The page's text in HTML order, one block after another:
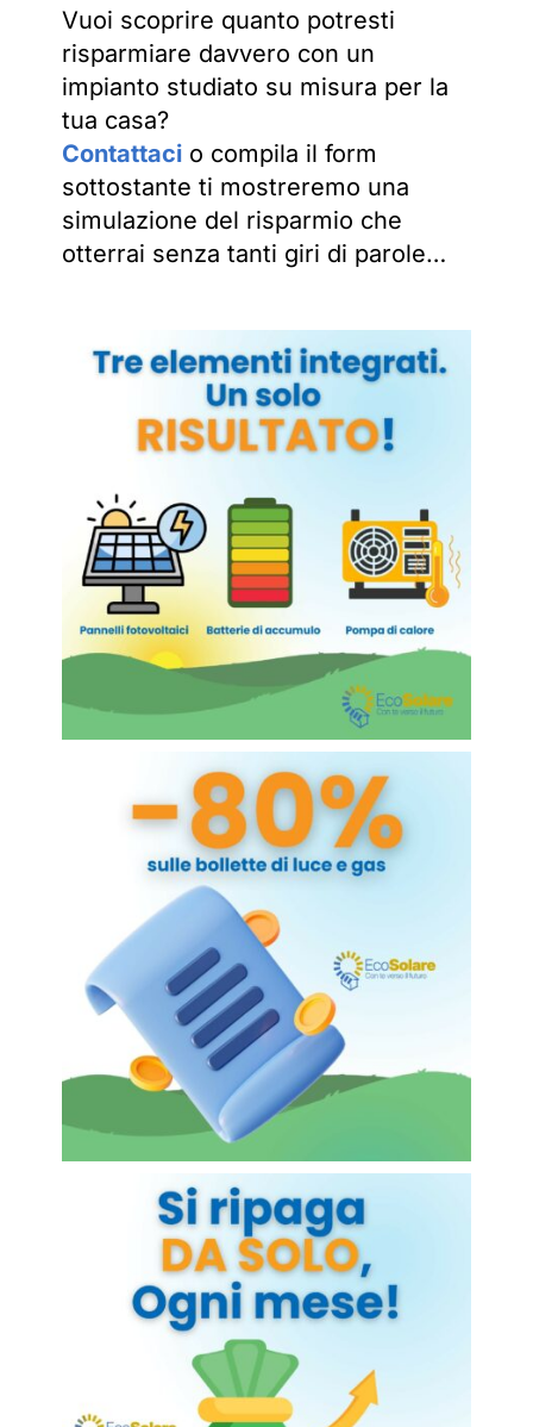
Vuoi scoprire quanto potresti
risparmiare davvero con un
impianto studiato su misura per la
tua casa?
Contattacio compila il form
sottostante ti mostreremo una
simulazione del risparmio che
otterrai senza tanti giri di parole…